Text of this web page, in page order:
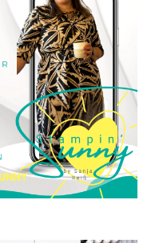
Januar 2025